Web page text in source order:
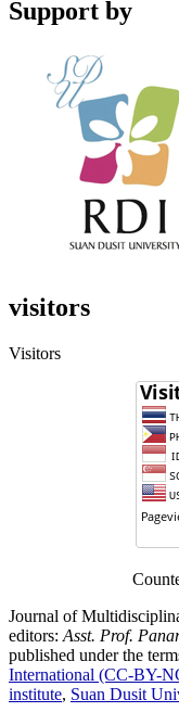
Support by
visitors
Visitors
Journal of
editors: Asst. Prof.
published under the
International (CC-BY-
institute, Suan Dusit